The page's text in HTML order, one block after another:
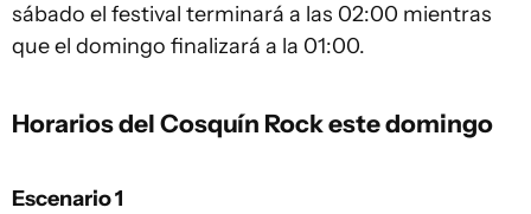
sábado el festival terminará a las 02:00 mientras
que el domingo finalizará a la 01:00.
Horarios del Cosquín Rock este domingo
Escenario 1